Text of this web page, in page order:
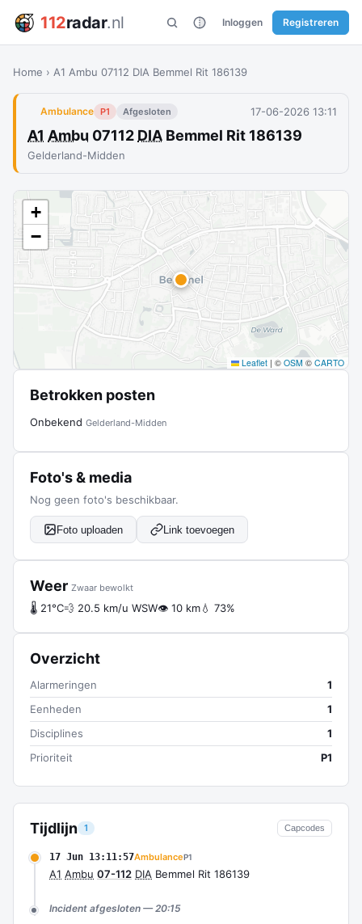
112radar.nl Inloggen Registreren
Home › A1 Ambu 07112 DIA Bemmel Rit 186139
Ambulance P1 Afgesloten 17-06-2026 13:11
A1 Ambu 07112 DIA Bemmel Rit 186139
Gelderland-Midden
Tijdlijn 1 Capcodes
17 Jun 13:11:57AmbulanceP1
A1 Ambu 07-112 DIA Bemmel Rit 186139
Incident afgesloten — 20:15
+
−
Leaflet | © OSM © CARTO
Betrokken posten
Onbekend Gelderland-Midden
Foto's & media
Nog geen foto's beschikbaar.
Foto uploaden Link toevoegen
Weer Zwaar bewolkt
🌡 21°C💨 20.5 km/u WSW👁 10 km💧 73%
Overzicht
Alarmeringen
1
Eenheden
1
Disciplines
1
Prioriteit
P1